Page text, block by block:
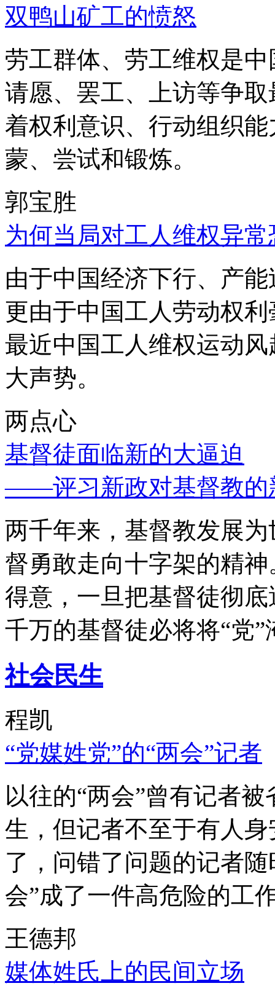
双鸭山矿工的愤怒
劳工群体、劳工维权是
请愿、罢工、上访等争
着权利意识、行动组织
蒙、尝试和锻炼。
郭宝胜
为何当局对工人维权异
由于中国经济下行、产
更由于中国工人劳动权
最近中国工人维权运动
大声势。
两点心
基督徒面临新的大逼迫
——评习新政对基督教的
两千年来，基督教发展
督勇敢走向十字架的精
得意，一旦把基督徒彻
千万的基督徒必将将“党”
社会民生
程凯
“党媒姓党”的“两会”记者
以往的“两会”曾有记者
生，但记者不至于有人
了，问错了问题的记者
会”成了一件高危险的工
王德邦
媒体姓氏上的民间立场